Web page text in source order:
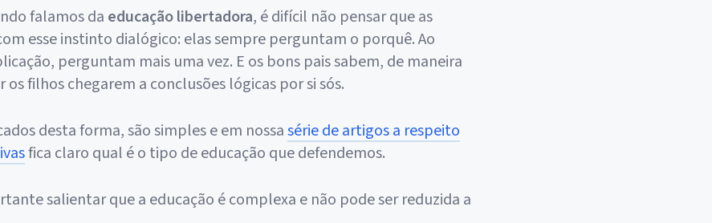
falamos da educação libertadora, é difícil não pensar que as
esse instinto dialógico: elas sempre perguntam o porquê. Ao
perguntam mais uma vez. E os bons pais sabem, de maneira
filhos chegarem a conclusões lógicas por si sós.
desta forma, são simples e em nossasérie de artigos a respeito
fica claro qual é o tipo de educação que defendemos.
salientar que a educação é complexa e não pode ser reduzida a